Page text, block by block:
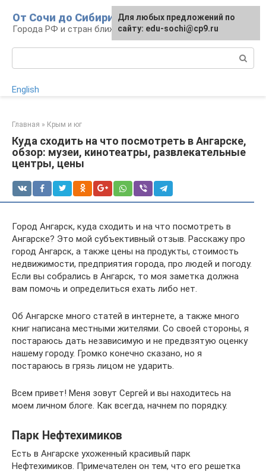
контенту
От Сочи до Сибири
Города РФ и стран ближнего зарубежья
English
Главная » Крым и юг
Куда сходить на что посмотреть в Ангарске,
обзор: музеи, кинотеатры, развлекательные
центры, цены
Город Ангарск, куда сходить и на что посмотреть в
Ангарске? Это мой субъективный отзыв. Расскажу про
город Ангарск, а также цены на продукты, стоимость
недвижимости, предприятия города, про людей и погоду.
Если вы собрались в Ангарск, то моя заметка должна
вам помочь и определиться ехать либо нет.
Об Ангарске много статей в интернете, а также много
книг написана местными жителями. Со своей стороны, я
постараюсь дать независимую и не предвзятую оценку
нашему городу. Громко конечно сказано, но я
постараюсь в грязь лицом не ударить.
Всем привет! Меня зовут Сергей и вы находитесь на
моем личном блоге. Как всегда, начнем по порядку.
Парк Нефтехимиков
Есть в Ангарске ухоженный красивый парк
Нефтехимиков. Примечателен он тем, что его решетка
Для любых предложений по
сайту: edu-sochi@cp9.ru